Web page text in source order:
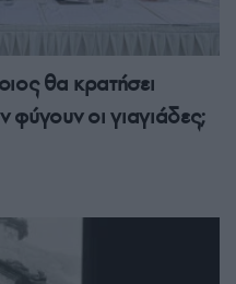
θα κρατήσει
φύγουν οι γιαγιάδες;